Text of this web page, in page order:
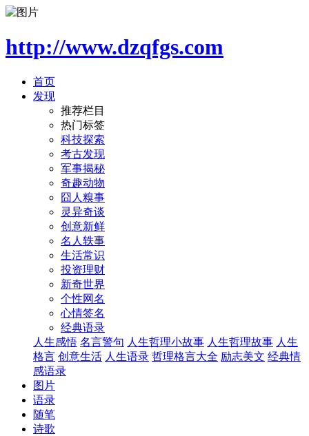
http://www.dzqfgs.com
首页
发现
推荐栏目
热门标签
科技探索
考古发现
军事揭秘
奇趣动物
囧人糗事
灵异奇谈
创意新鲜
名人轶事
生活常识
投资理财
新奇世界
个性网名
心情签名
经典语录
人生感悟 名言警句 人生哲理小故事 人生哲理故事 人生
格言 创意生活 人生语录 哲理格言大全 励志美文 经典情
感语录
图片
语录
随笔
诗歌